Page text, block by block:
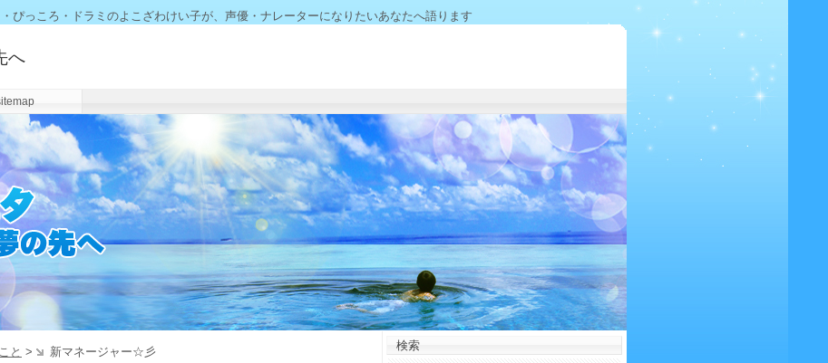
ぴっころ・ドラミのよこざわけい子が、声優・ナレーターになりたいあなたへ語ります
へ
と > 新マネージャー☆彡 検索